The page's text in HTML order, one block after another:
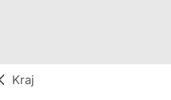
Kraj